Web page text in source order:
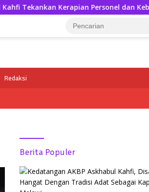
Kerapian Personel dan Kebersihan Mako
Redaksi
Berita Populer